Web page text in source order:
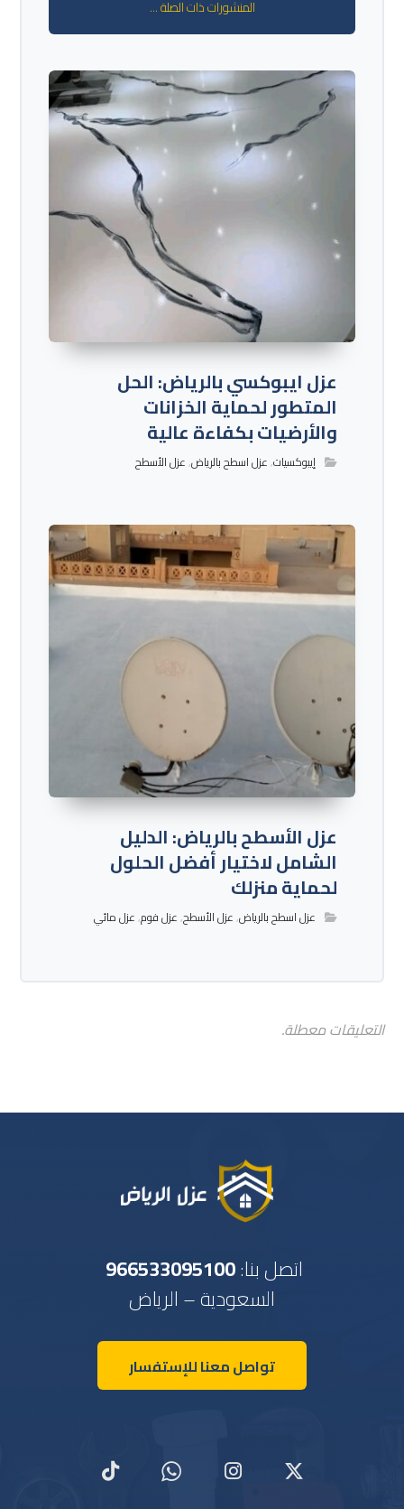
المنشورات ذات الصلة ...
عزل ايبوكسي بالرياض: الحل
المتطور لحماية الخزانات
والأرضيات بكفاءة عالية
إيبوكسيات,عزل اسطح بالرياض,عزل الأسطح
عزل الأسطح بالرياض: الدليل
الشامل لاختيار أفضل الحلول
لحماية منزلك
عزل اسطح بالرياض,عزل الأسطح,عزل فوم,عزل مائي
التعليقات معطلة.
اتصل بنا:966533095100
السعودية – الرياض
تواصل معنا للإستفسار